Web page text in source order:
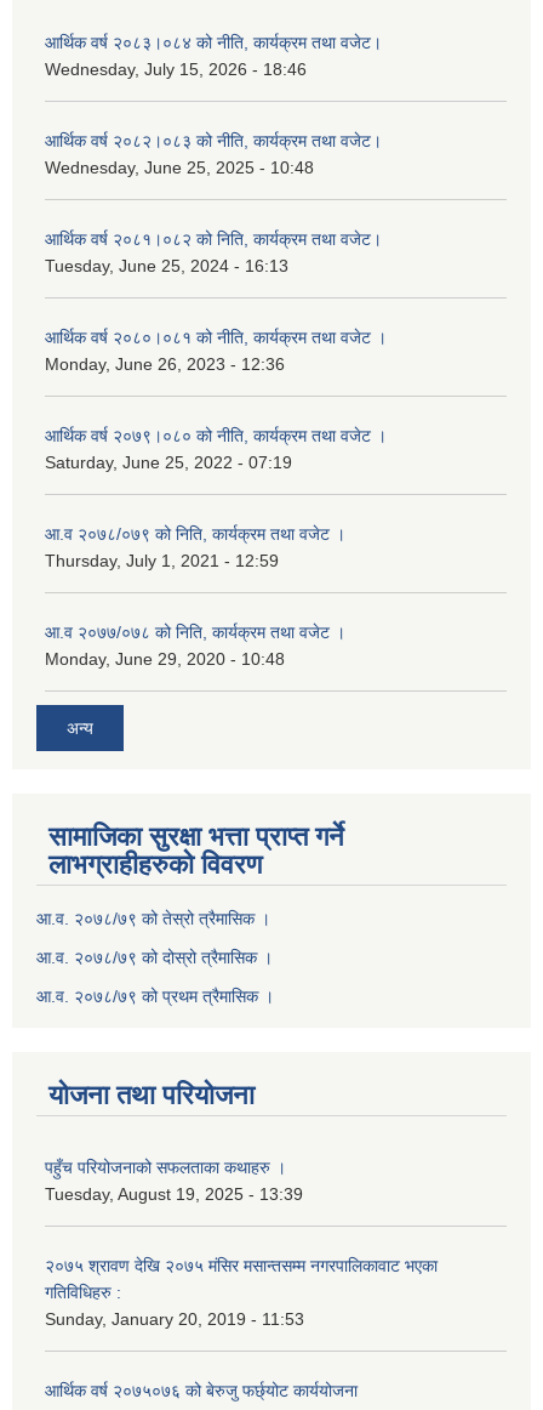
आर्थिक वर्ष २०८३।०८४ को नीति, कार्यक्रम तथा वजेट।
Wednesday, July 15, 2026 - 18:46
आर्थिक वर्ष २०८२।०८३ को नीति, कार्यक्रम तथा वजेट।
Wednesday, June 25, 2025 - 10:48
आर्थिक वर्ष २०८१।०८२ को निति, कार्यक्रम तथा वजेट।
Tuesday, June 25, 2024 - 16:13
आर्थिक वर्ष २०८०।०८१ को नीति, कार्यक्रम तथा वजेट ।
Monday, June 26, 2023 - 12:36
आर्थिक वर्ष २०७९।०८० को नीति, कार्यक्रम तथा वजेट ।
Saturday, June 25, 2022 - 07:19
आ.व २०७८/०७९ को निति, कार्यक्रम तथा वजेट ।
Thursday, July 1, 2021 - 12:59
आ.व २०७७/०७८ को निति, कार्यक्रम तथा वजेट ।
Monday, June 29, 2020 - 10:48
अन्य
सामाजिका सुरक्षा भत्ता प्राप्त गर्ने
लाभग्राहीहरुको विवरण
आ.व. २०७८/७९ को तेस्रो त्रैमासिक ।
आ.व. २०७८/७९ को दोस्रो त्रैमासिक ।
आ.व. २०७८/७९ को प्रथम त्रैमासिक ।
योजना तथा परियोजना
पहुँच परियोजनाको सफलताका कथाहरु ।
Tuesday, August 19, 2025 - 13:39
२०७५ श्रावण देखि २०७५ मंसिर मसान्तसम्म नगरपालिकावाट भएका
गतिविधिहरु :
Sunday, January 20, 2019 - 11:53
आर्थिक वर्ष २०७५०७६ को बेरुजु फर्छ्योट कार्ययोजना